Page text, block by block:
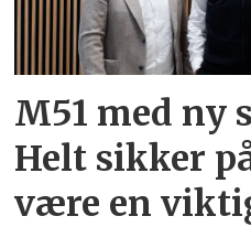
M51 med ny
Helt sikker
være en